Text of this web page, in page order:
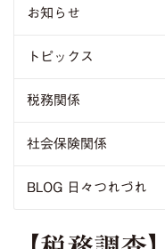
お知らせ
トピックス
税務関係
社会保険関係
BLOG 日々つれづれ